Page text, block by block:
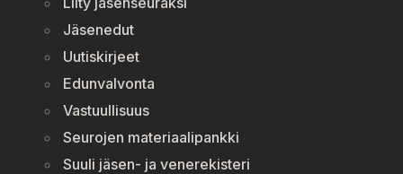
Jäsenedut
Uutiskirjeet
Edunvalvonta
Vastuullisuus
Seurojen materiaalipankki
Suuli jäsen- ja venerekisteri